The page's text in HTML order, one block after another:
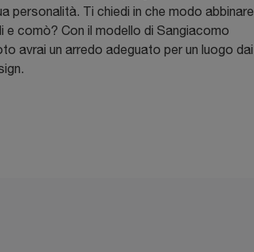
personalità. Ti chiedi in che modo abbinare
e comò? Con il modello di Sangiacomo
avrai un arredo adeguato per un luogo dai